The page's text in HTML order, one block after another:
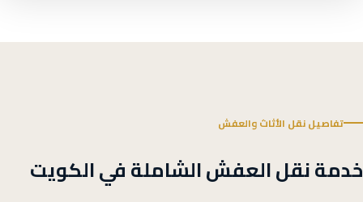
تفاصيل نقل الأثاث والعفش
خدمة نقل العفش الشاملة في الكويت